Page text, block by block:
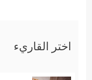
اختر القاريء